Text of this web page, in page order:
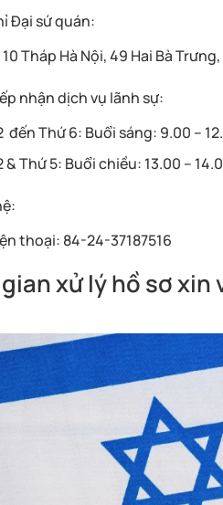
Đại sứ quán:
Tháp Hà Nội, 49 Hai Bà Trưng,
nhận dịch vụ lãnh sự:
đến Thứ 6: Buổi sáng: 9.00 –
& Thứ 5: Buổi chiều: 13.00 –
thoại: 84-24-37187516
xử lý hồ sơ xin